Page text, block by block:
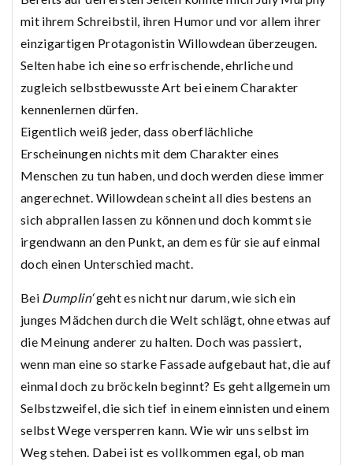
mit ihrem Schreibstil, ihren Humor und vor allem ihrer
einzigartigen Protagonistin Willowdean überzeugen.
Selten habe ich eine so erfrischende, ehrliche und
zugleich selbstbewusste Art bei einem Charakter
kennenlernen dürfen.
Eigentlich weiß jeder, dass oberflächliche
Erscheinungen nichts mit dem Charakter eines
Menschen zu tun haben, und doch werden diese immer
angerechnet. Willowdean scheint all dies bestens an
sich abprallen lassen zu können und doch kommt sie
irgendwann an den Punkt, an dem es für sie auf einmal
doch einen Unterschied macht.
Bei Dumplin‘geht es nicht nur darum, wie sich ein
junges Mädchen durch die Welt schlägt, ohne etwas auf
die Meinung anderer zu halten. Doch was passiert,
wenn man eine so starke Fassade aufgebaut hat, die auf
einmal doch zu bröckeln beginnt? Es geht allgemein um
Selbstzweifel, die sich tief in einem einnisten und einem
selbst Wege versperren kann. Wie wir uns selbst im
Weg stehen. Dabei ist es vollkommen egal, ob man